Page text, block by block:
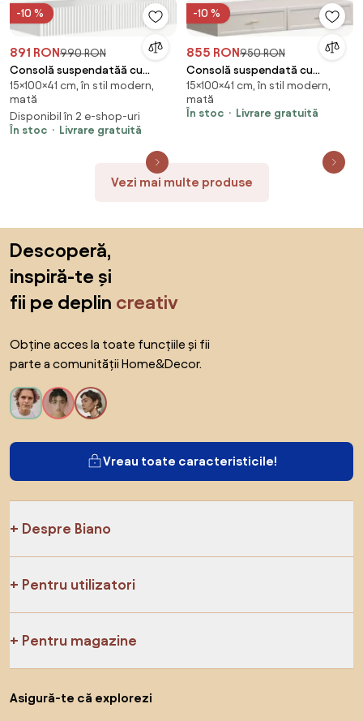
-10 %
891 RON990 RON
Consolă suspendatăă cu
sertare Nicole 100 cm - alb mat
15×100×41 cm, în stil modern,
mată
Disponibil în 2 e-shop-uri
În stoc
Livrare gratuită
-10 %
855 RON950 RON
Consolă suspendată cu
sertare Lorini 100 cm - cașmir /
mânere aurii T-bar
15×100×41 cm, în stil modern,
mată
În stoc
Livrare gratuită
Vezi mai multe produse
Descoperă,
inspiră-te și
fii pe deplin creativ
Obține acces la toate funcțiile și fii
parte a comunității Home&Decor.
Vreau toate caracteristicile!
Despre Biano
Pentru utilizatori
Pentru magazine
Asigură-te că explorezi